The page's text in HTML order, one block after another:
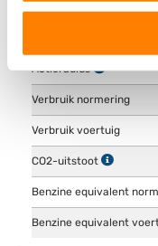
verwerkt en stel uw
intrekken in de
We gebruiken
personaliseren, om
en om ons
informatie over uw
partners voor social
Actieradius
Verbruik normering
Verbruik voertuig
CO2-uitstoot
Benzine equivalent
Benzine equivalent